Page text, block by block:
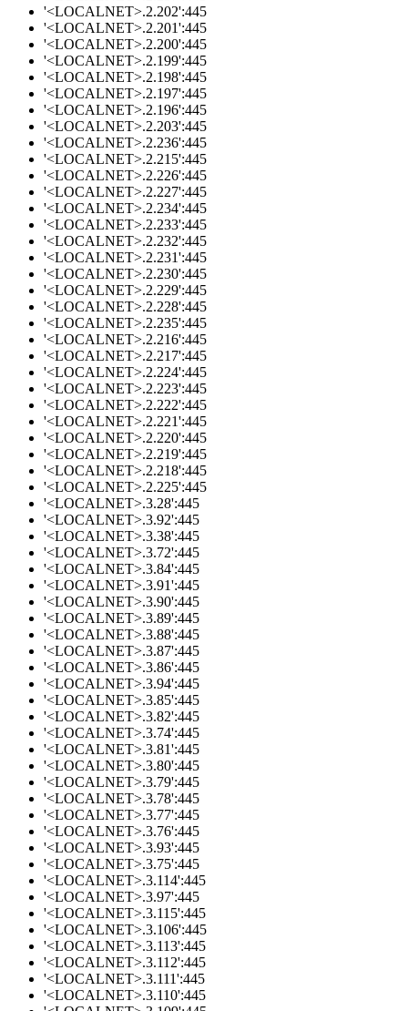
'<LOCALNET>.2.202':445
'<LOCALNET>.2.201':445
'<LOCALNET>.2.200':445
'<LOCALNET>.2.199':445
'<LOCALNET>.2.198':445
'<LOCALNET>.2.197':445
'<LOCALNET>.2.196':445
'<LOCALNET>.2.203':445
'<LOCALNET>.2.236':445
'<LOCALNET>.2.215':445
'<LOCALNET>.2.226':445
'<LOCALNET>.2.227':445
'<LOCALNET>.2.234':445
'<LOCALNET>.2.233':445
'<LOCALNET>.2.232':445
'<LOCALNET>.2.231':445
'<LOCALNET>.2.230':445
'<LOCALNET>.2.229':445
'<LOCALNET>.2.228':445
'<LOCALNET>.2.235':445
'<LOCALNET>.2.216':445
'<LOCALNET>.2.217':445
'<LOCALNET>.2.224':445
'<LOCALNET>.2.223':445
'<LOCALNET>.2.222':445
'<LOCALNET>.2.221':445
'<LOCALNET>.2.220':445
'<LOCALNET>.2.219':445
'<LOCALNET>.2.218':445
'<LOCALNET>.2.225':445
'<LOCALNET>.3.28':445
'<LOCALNET>.3.92':445
'<LOCALNET>.3.38':445
'<LOCALNET>.3.72':445
'<LOCALNET>.3.84':445
'<LOCALNET>.3.91':445
'<LOCALNET>.3.90':445
'<LOCALNET>.3.89':445
'<LOCALNET>.3.88':445
'<LOCALNET>.3.87':445
'<LOCALNET>.3.86':445
'<LOCALNET>.3.94':445
'<LOCALNET>.3.85':445
'<LOCALNET>.3.82':445
'<LOCALNET>.3.74':445
'<LOCALNET>.3.81':445
'<LOCALNET>.3.80':445
'<LOCALNET>.3.79':445
'<LOCALNET>.3.78':445
'<LOCALNET>.3.77':445
'<LOCALNET>.3.76':445
'<LOCALNET>.3.93':445
'<LOCALNET>.3.75':445
'<LOCALNET>.3.114':445
'<LOCALNET>.3.97':445
'<LOCALNET>.3.115':445
'<LOCALNET>.3.106':445
'<LOCALNET>.3.113':445
'<LOCALNET>.3.112':445
'<LOCALNET>.3.111':445
'<LOCALNET>.3.110':445